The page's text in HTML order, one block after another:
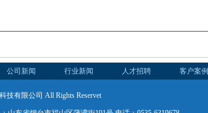
公司新闻 行业新闻 人才招聘 客户案例
技有限公司 All Rights Reservet